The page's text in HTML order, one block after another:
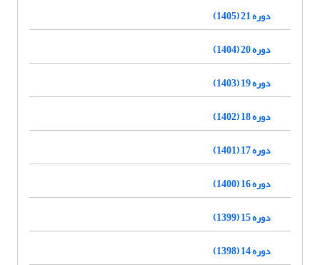
دوره 21 (1405)
دوره 20 (1404)
دوره 19 (1403)
دوره 18 (1402)
دوره 17 (1401)
دوره 16 (1400)
دوره 15 (1399)
دوره 14 (1398)